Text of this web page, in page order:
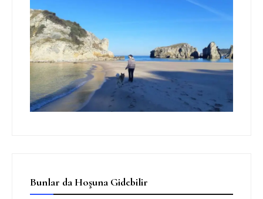
Bunlar da Hoşuna Gidebilir